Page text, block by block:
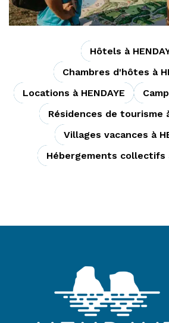
Hôtels à
Chambres d'hôtes à
Locations à HENDAYE
Résidences de tourisme à
Villages vacances à
Hébergements collectifs